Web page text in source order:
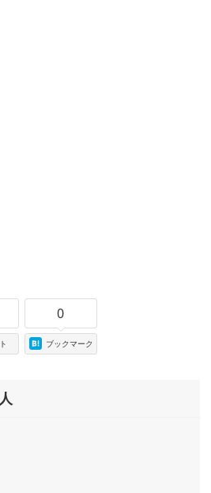
0
ブックマーク